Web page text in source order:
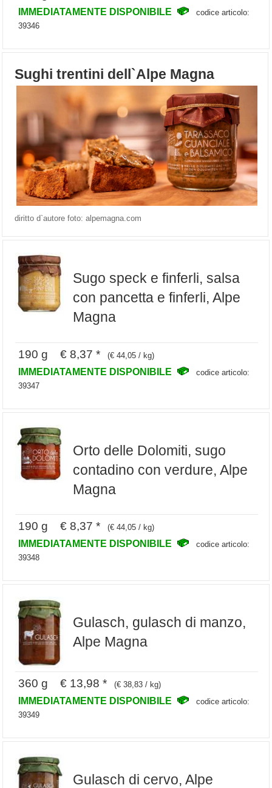
IMMEDIATAMENTE DISPONIBILE
codice articolo:
39346
Sughi trentini dell`Alpe Magna
diritto d`autore foto: alpemagna.com
Sugo speck e finferli, salsa
con pancetta e finferli, Alpe
Magna
190 g € 8,37 * (€ 44,05 / kg)
IMMEDIATAMENTE DISPONIBILE
codice articolo:
39347
Orto delle Dolomiti, sugo
contadino con verdure, Alpe
Magna
190 g € 8,37 * (€ 44,05 / kg)
IMMEDIATAMENTE DISPONIBILE
codice articolo:
39348
Gulasch, gulasch di manzo,
Alpe Magna
360 g € 13,98 * (€ 38,83 / kg)
IMMEDIATAMENTE DISPONIBILE
codice articolo:
39349
Gulasch di cervo, Alpe